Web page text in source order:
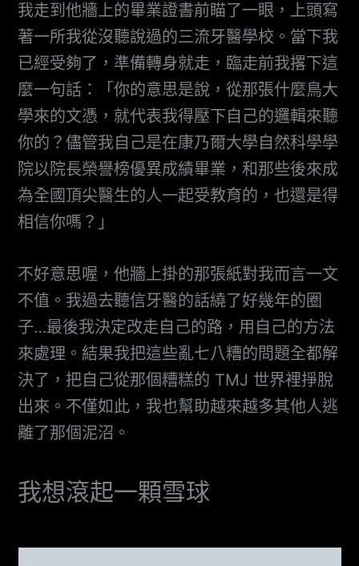
我走到他牆上的畢業證書前瞄了一眼，上頭寫
著一所我從沒聽說過的三流牙醫學校。當下我
已經受夠了，準備轉身就走，臨走前我撂下這
麼一句話：「你的意思是說，從那張什麼鳥大
學來的文憑，就代表我得壓下自己的邏輯來聽
你的？儘管我自己是在康乃爾大學自然科學學
院以院長榮譽榜優異成績畢業，和那些後來成
為全國頂尖醫生的人一起受教育的，也還是得
相信你嗎？」
不好意思喔，他牆上掛的那張紙對我而言一文
不值。我過去聽信牙醫的話繞了好幾年的圈
子…最後我決定改走自己的路，用自己的方法
來處理。結果我把這些亂七八糟的問題全都解
決了，把自己從那個糟糕的 TMJ 世界裡掙脫
出來。不僅如此，我也幫助越來越多其他人逃
離了那個泥沼。
我想滾起一顆雪球